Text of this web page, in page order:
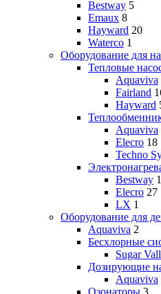
Bestway 5
Emaux 8
Hayward 20
Waterco 1
Оборудование для
Тепловые
Aquaviva
Fairland
Hayward
Aquaviva
Elecro 18
Techno
Bestway 1
Elecro 27
LX 1
Оборудование для
Aquaviva 2
Бесхлорные
Sugar
Дозирующие
Aquaviva